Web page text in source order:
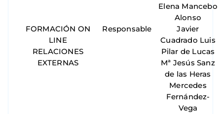
Elena Mancebo
Alonso
FORMACIÓN ON
LINE
Responsable
Javier
Cuadrado Luis
RELACIONES
EXTERNAS
Pilar de Lucas
Mª Jesús Sanz
de las Heras
Mercedes
Fernández-
Vega